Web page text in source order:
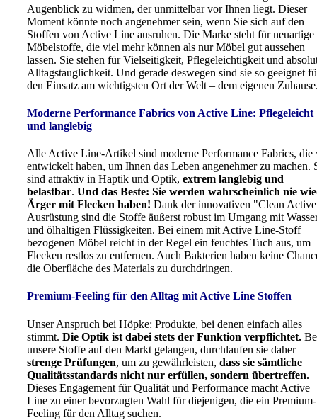
Augenblick zu widmen, der unmittelbar vor Ihnen liegt. Dieser
Moment könnte noch angenehmer sein, wenn Sie sich auf den
Stoffen von Active Line ausruhen. Die Marke steht für neuartige
Möbelstoffe, die viel mehr können als nur Möbel gut aussehen
lassen. Sie stehen für Vielseitigkeit, Pflegeleichtigkeit und
Alltagstauglichkeit. Und gerade deswegen sind sie so geeignet
den Einsatz am wichtigsten Ort der Welt – dem eigenen
Moderne Performance Fabrics von Active Line: Pflegeleicht
und langlebig
Alle Active Line-Artikel sind moderne Performance Fabrics, die
entwickelt haben, um Ihnen das Leben angenehmer zu machen.
sind attraktiv in Haptik und Optik, extrem langlebig und
belastbar. Und das Beste: Sie werden wahrscheinlich nie
Ärger mit Flecken haben! Dank der innovativen "Clean
Ausrüstung sind die Stoffe äußerst robust im Umgang mit
und ölhaltigen Flüssigkeiten. Bei einem mit Active Line-Stoff
bezogenen Möbel reicht in der Regel ein feuchtes Tuch aus, um
Flecken restlos zu entfernen. Auch Bakterien haben keine
die Oberfläche des Materials zu durchdringen.
Premium-Feeling für den Alltag mit Active Line Stoffen
Unser Anspruch bei Höpke: Produkte, bei denen einfach alles
stimmt. Die Optik ist dabei stets der Funktion verpflichtet.
unsere Stoffe auf den Markt gelangen, durchlaufen sie daher
strenge Prüfungen, um zu gewährleisten, dass sie sämtliche
Qualitätsstandards nicht nur erfüllen, sondern übertreffen.
Dieses Engagement für Qualität und Performance macht Active
Line zu einer bevorzugten Wahl für diejenigen, die ein Premium-
Feeling für den Alltag suchen.